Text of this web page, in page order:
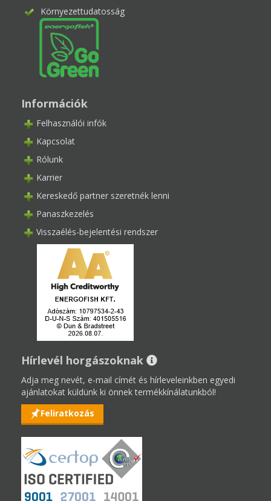
Környezettudatosság
Információk
Felhasználói infók
Kapcsolat
Rólunk
Karrier
Kereskedő partner szeretnék lenni
Panaszkezelés
Visszaélés-bejelentési rendszer
Hírlevél horgászoknak
Adja meg nevét, e-mail címét és hírleveleinkben egyedi
ajánlatokat küldünk ki önnek termékkínálatunkból!
Feliratkozás